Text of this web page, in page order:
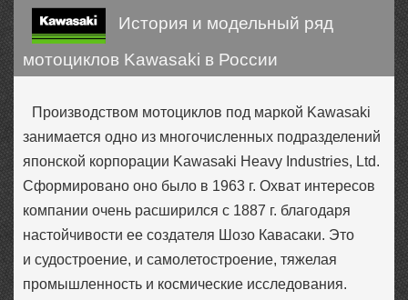
История и модельный ряд
мотоциклов Kawasaki в России
Производством мотоциклов под маркой Kawasaki
занимается одно из многочисленных подразделений
японской корпорации Kawasaki Heavy Industries, Ltd.
Сформировано оно было в 1963 г. Охват интересов
компании очень расширился с 1887 г. благодаря
настойчивости ее создателя Шозо Кавасаки. Это
и судостроение, и самолетостроение, тяжелая
промышленность и космические исследования.